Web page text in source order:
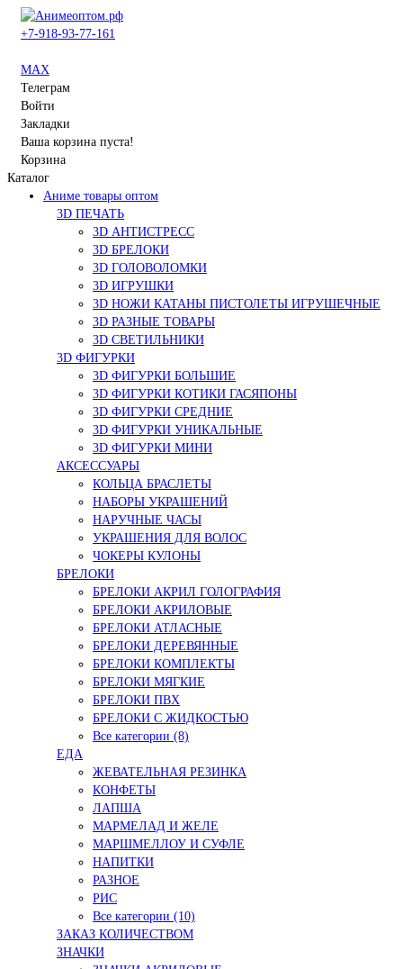
+7-918-93-77-161
MAX
Телеграм
Войти
Закладки
Ваша корзина пуста!
Корзина
Каталог
Аниме товары оптом
3D ПЕЧАТЬ
3D АНТИСТРЕСС
3D БРЕЛОКИ
3D ГОЛОВОЛОМКИ
3D ИГРУШКИ
3D НОЖИ КАТАНЫ ПИСТОЛЕТЫ ИГРУШЕЧНЫЕ
3D РАЗНЫЕ ТОВАРЫ
3D СВЕТИЛЬНИКИ
3D ФИГУРКИ
3D ФИГУРКИ БОЛЬШИЕ
3D ФИГУРКИ КОТИКИ ГАСЯПОНЫ
3D ФИГУРКИ СРЕДНИЕ
3D ФИГУРКИ УНИКАЛЬНЫЕ
3D ФИГУРКИ МИНИ
АКСЕССУАРЫ
КОЛЬЦА БРАСЛЕТЫ
НАБОРЫ УКРАШЕНИЙ
НАРУЧНЫЕ ЧАСЫ
УКРАШЕНИЯ ДЛЯ ВОЛОС
ЧОКЕРЫ КУЛОНЫ
БРЕЛОКИ
БРЕЛОКИ АКРИЛ ГОЛОГРАФИЯ
БРЕЛОКИ АКРИЛОВЫЕ
БРЕЛОКИ АТЛАСНЫЕ
БРЕЛОКИ ДЕРЕВЯННЫЕ
БРЕЛОКИ КОМПЛЕКТЫ
БРЕЛОКИ МЯГКИЕ
БРЕЛОКИ ПВХ
БРЕЛОКИ С ЖИДКОСТЬЮ
Все категории (8)
ЕДА
ЖЕВАТЕЛЬНАЯ РЕЗИНКА
КОНФЕТЫ
ЛАПША
МАРМЕЛАД И ЖЕЛЕ
МАРШМЕЛЛОУ И СУФЛЕ
НАПИТКИ
РАЗНОЕ
РИС
Все категории (10)
ЗАКАЗ КОЛИЧЕСТВОМ
ЗНАЧКИ